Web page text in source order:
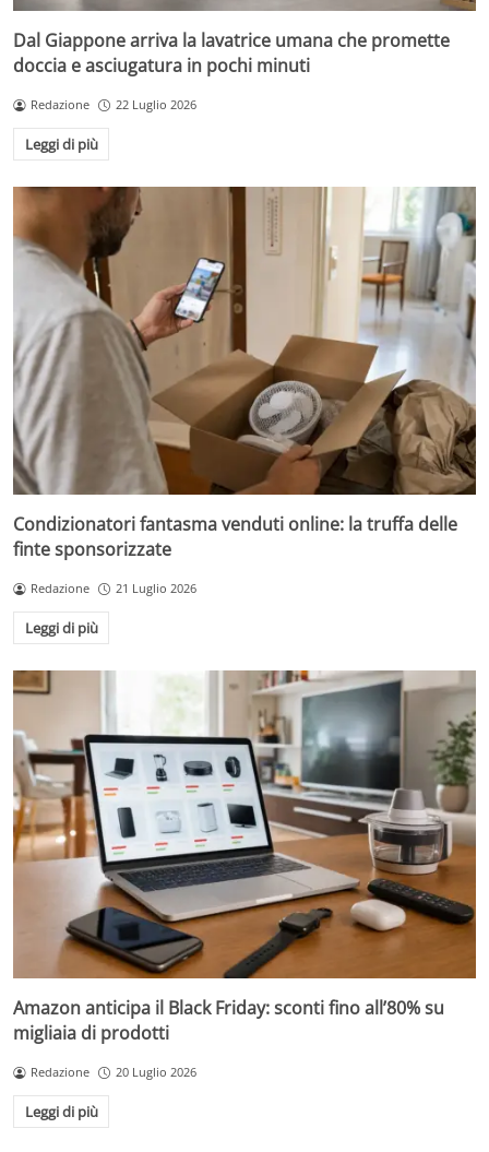
Dal Giappone arriva la lavatrice umana che promette
doccia e asciugatura in pochi minuti
Redazione 22 Luglio 2026
Leggi di più
Condizionatori fantasma venduti online: la truffa delle
finte sponsorizzate
Redazione 21 Luglio 2026
Leggi di più
Amazon anticipa il Black Friday: sconti fino all’80% su
migliaia di prodotti
Redazione 20 Luglio 2026
Leggi di più